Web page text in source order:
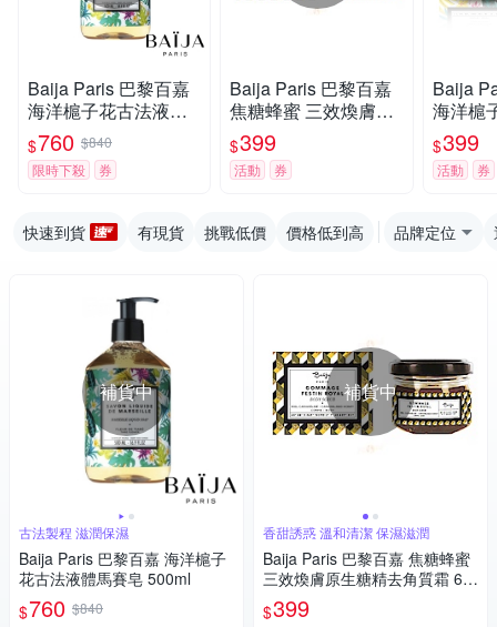
Baija Paris 巴黎百嘉
海洋槴子花古法液體
馬賽皂 500ml
$760 $840
限時下殺
券
Baija Paris 巴黎百嘉
焦糖蜂蜜 三效煥膚原
生糖精去角質霜 60ml
$399
活動 券
Baija
海洋槴
雙質
$399
活動 券
快速到貨 有現貨 挑戰低價 價格低到高 品牌定位
補貨中
古法製程 滋潤保濕
Baija Paris 巴黎百嘉 海洋槴子
花古法液體馬賽皂 500ml
$760 $840
補貨中
香甜誘惑 溫和清潔 保濕滋潤
Baija Paris 巴黎百嘉 焦糖蜂蜜
三效煥膚原生糖精去角質霜 60
ml
$399